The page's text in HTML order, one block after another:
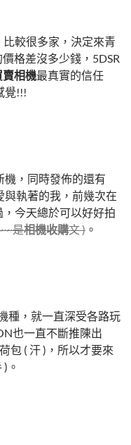
比較很多家，決定來青
格差沒多少錢，5DSR
賣相機最真實的信任
覺!!!
機，同時發佈的還有
與執著的我，前幾次在
今天總於可以好好拍
是相機收購文 ) 。
種，就一直深受各路玩
也一直不斷推陳出
包 ( 汗 )，所以才要來
。